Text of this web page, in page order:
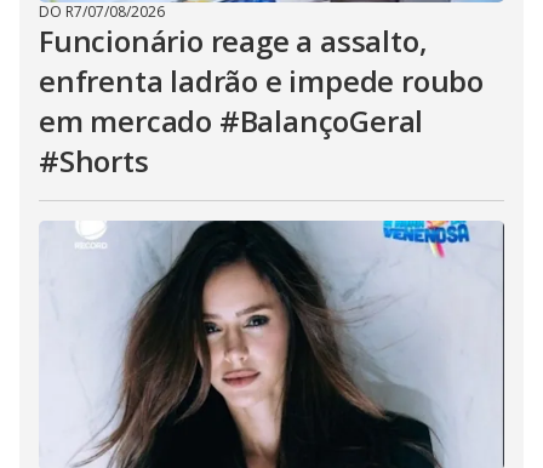
DO R7/07/08/2026
Funcionário reage a assalto,
enfrenta ladrão e impede roubo
em mercado #BalançoGeral
#Shorts